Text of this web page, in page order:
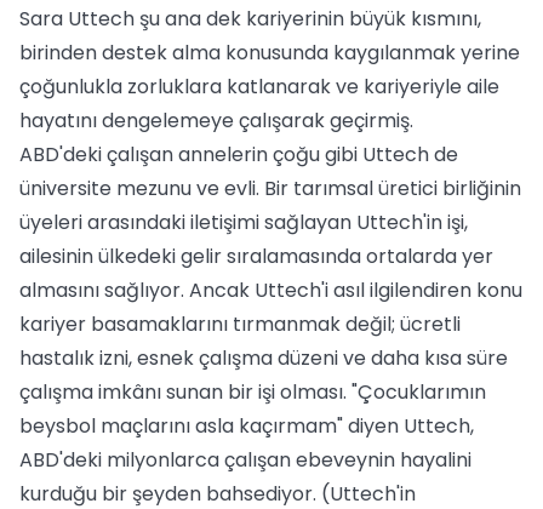
Sara Uttech şu ana dek kariyerinin büyük kısmını,
birinden destek alma konusunda kaygılanmak yerine
çoğunlukla zorluklara katlanarak ve kariyeriyle aile
hayatını dengelemeye çalışarak geçirmiş.
ABD'deki çalışan annelerin çoğu gibi Uttech de
üniversite mezunu ve evli. Bir tarımsal üretici birliğinin
üyeleri arasındaki iletişimi sağlayan Uttech'in işi,
ailesinin ülkedeki gelir sıralamasında ortalarda yer
almasını sağlıyor. Ancak Uttech'i asıl ilgilendiren konu
kariyer basamaklarını tırmanmak değil; ücretli
hastalık izni, esnek çalışma düzeni ve daha kısa süre
çalışma imkânı sunan bir işi olması. "Çocuklarımın
beysbol maçlarını asla kaçırmam" diyen Uttech,
ABD'deki milyonlarca çalışan ebeveynin hayalini
kurduğu bir şeyden bahsediyor. (Uttech'in